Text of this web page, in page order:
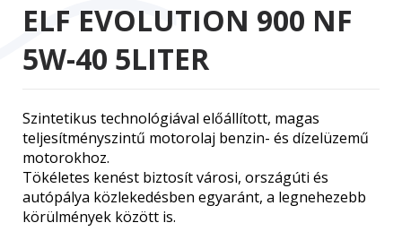
ELF EVOLUTION 900 NF
5W-40 5LITER
Szintetikus technológiával előállított, magas
teljesítményszintű motorolaj benzin- és dízelüzemű
motorokhoz.
Tökéletes kenést biztosít városi, országúti és
autópálya közlekedésben egyaránt, a legnehezebb
körülmények között is.